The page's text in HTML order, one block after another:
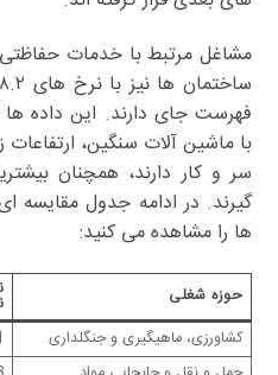
مشاغل مرتبط با خدمات
فهرست جای دارند. این داده
با ماشین آلات سنگین،
سر و کار دارند، همچنان
گیرند. در ادامه جدول مقایسه
ها را مشاهده می کنید:
حوزه شغلی
کشاورزی، ماهیگیری و جنگلداری